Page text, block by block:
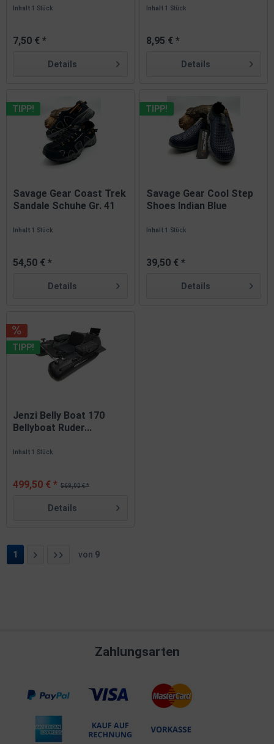
Inhalt1 Stück
7,50 € *
Details
Inhalt1 Stück
8,95 € *
Details
TIPP!
Savage Gear Coast Trek
Sandale Schuhe Gr. 41
Inhalt1 Stück
54,50 € *
Details
TIPP!
Savage Gear Cool Step
Shoes Indian Blue
Inhalt1 Stück
39,50 € *
Details
TIPP!
Jenzi Belly Boat 170
Bellyboat Ruder...
Inhalt1 Stück
569,00 € *
499,50 € *
Details
1 von 9
Zahlungsarten